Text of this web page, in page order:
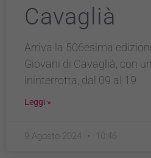
Cavaglià
Arriva la 506esima
Giovani di Cavaglià, con
ininterrotta, dal 09 al 19
Leggi »
9 Agosto 2024 10:46